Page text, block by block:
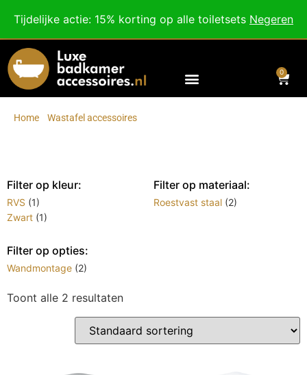
Tijdelijke actie: 15% korting op alle toiletsets Negeren
Voor 18:00 besteld, morgen in huis!
0
Home Wastafel accessoires
Filter op kleur:
RVS (1)
Zwart (1)
Filter op materiaal:
Roestvast staal (2)
Filter op opties:
Wandmontage (2)
Toont alle 2 resultaten